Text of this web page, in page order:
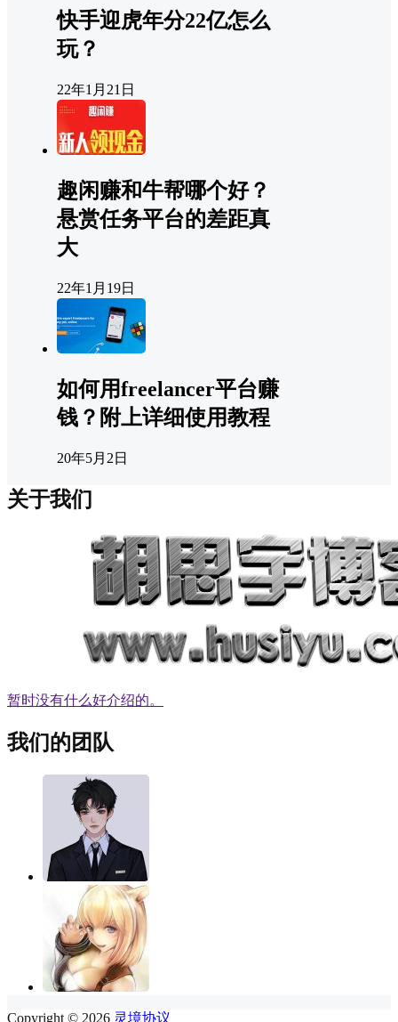
快手迎虎年分22亿怎么
玩？
22年1月21日
趣闲赚和牛帮哪个好？
悬赏任务平台的差距真
大
22年1月19日
如何用freelancer平台赚
钱？附上详细使用教程
20年5月2日
关于我们
暂时没有什么好介绍的。
我们的团队
Copyright © 2026 灵境协议